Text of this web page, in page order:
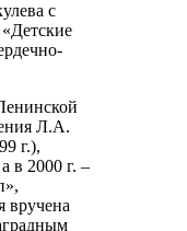
с
Л.А.
г.),
в 2000 г. –
вручена